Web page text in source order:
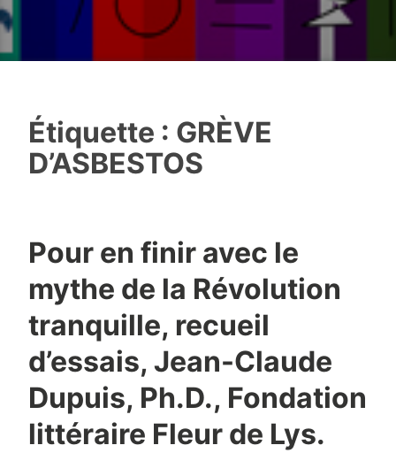
Étiquette : GRÈVE
D’ASBESTOS
Pour en finir avec le
mythe de la Révolution
tranquille, recueil
d’essais, Jean-Claude
Dupuis, Ph.D., Fondation
littéraire Fleur de Lys.